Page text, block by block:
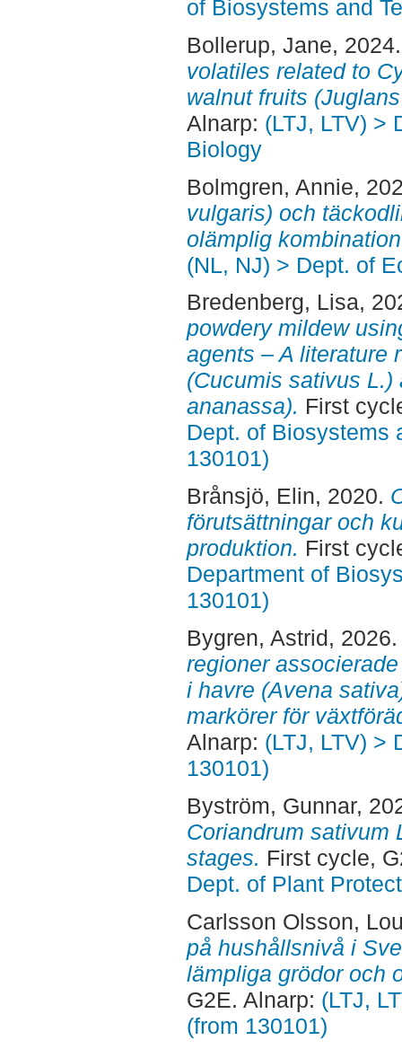
of Biosystems and
Bollerup, Jane,
volatiles related to
walnut fruits
Alnarp: (LTJ, LTV) >
Biology
Bolmgren, Annie,
vulgaris) och
olämplig
(NL, NJ) > Dept. of
Bredenberg, Lisa,
powdery mildew
agents – A literature
(Cucumis sativus L.)
ananassa). First
Dept. of Biosystems
130101)
Brånsjö, Elin, 2020.
förutsättningar och
produktion. First
Department of
130101)
Bygren, Astrid,
regioner
i havre (Avena
markörer för
Alnarp: (LTJ, LTV) >
130101)
Byström, Gunnar,
Coriandrum sativum
stages. First cycle,
Dept. of Plant
Carlsson Olsson,
på hushållsnivå i
lämpliga grödor och
G2E. Alnarp: (LTJ,
(from 130101)